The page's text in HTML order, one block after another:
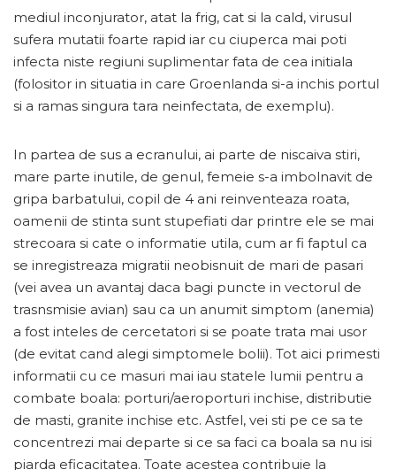
mediul inconjurator, atat la frig, cat si la cald, virusul
sufera mutatii foarte rapid iar cu ciuperca mai poti
infecta niste regiuni suplimentar fata de cea initiala
(folositor in situatia in care Groenlanda si-a inchis portul
si a ramas singura tara neinfectata, de exemplu).
In partea de sus a ecranului, ai parte de niscaiva stiri,
mare parte inutile, de genul, femeie s-a imbolnavit de
gripa barbatului, copil de 4 ani reinventeaza roata,
oamenii de stinta sunt stupefiati dar printre ele se mai
strecoara si cate o informatie utila, cum ar fi faptul ca
se inregistreaza migratii neobisnuit de mari de pasari
(vei avea un avantaj daca bagi puncte in vectorul de
trasnsmisie avian) sau ca un anumit simptom (anemia)
a fost inteles de cercetatori si se poate trata mai usor
(de evitat cand alegi simptomele bolii). Tot aici primesti
informatii cu ce masuri mai iau statele lumii pentru a
combate boala: porturi/aeroporturi inchise, distributie
de masti, granite inchise etc. Astfel, vei sti pe ce sa te
concentrezi mai departe si ce sa faci ca boala sa nu isi
piarda eficacitatea. Toate acestea contribuie la